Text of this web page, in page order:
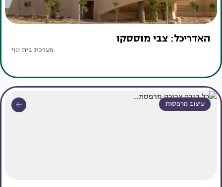
האדריכל: צבי מוססקו
מערכת בית ונוי
עיצוב מרפסות